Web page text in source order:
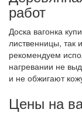
работ
Доска вагонка
лиственницы, так
рекомендуем
нагревании не
и не обжигают
Цены на